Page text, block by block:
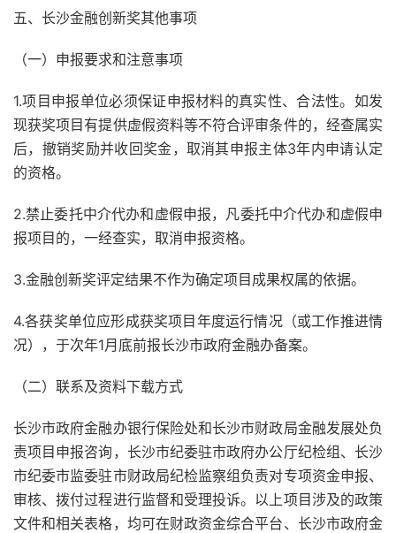
五、长沙金融创新奖其他事项
（一）申报要求和注意事项
1.项目申报单位必须保证申报材料的真实性、合法性。如发
现获奖项目有提供虚假资料等不符合评审条件的，经查属实
后，撤销奖励并收回奖金，取消其申报主体3年内申请认定
的资格。
2.禁止委托中介代办和虚假申报，凡委托中介代办和虚假申
报项目的，一经查实，取消申报资格。
3.金融创新奖评定结果不作为确定项目成果权属的依据。
4.各获奖单位应形成获奖项目年度运行情况（或工作推进情
况），于次年1月底前报长沙市政府金融办备案。
（二）联系及资料下载方式
长沙市政府金融办银行保险处和长沙市财政局金融发展处负
责项目申报咨询，长沙市纪委驻市政府办公厅纪检组、长沙
市纪委市监委驻市财政局纪检监察组负责对专项资金申报、
审核、拨付过程进行监督和受理投诉。以上项目涉及的政策
文件和相关表格，均可在财政资金综合平台、长沙市政府金